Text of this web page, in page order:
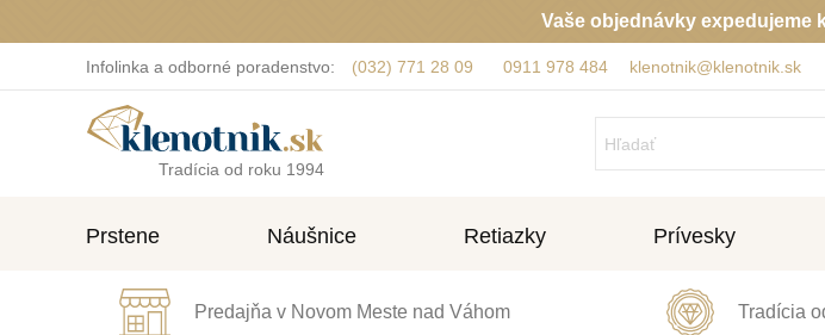
Vaše objednávky expedujeme
Infolinka a odborné poradenstvo: (032) 771 28 09 0911 978 484 klenotnik@klenotnik.sk
Tradícia od roku 1994
Prstene Náušnice Retiazky Prívesky
Predajňa v Novom Meste nad Váhom Tradícia